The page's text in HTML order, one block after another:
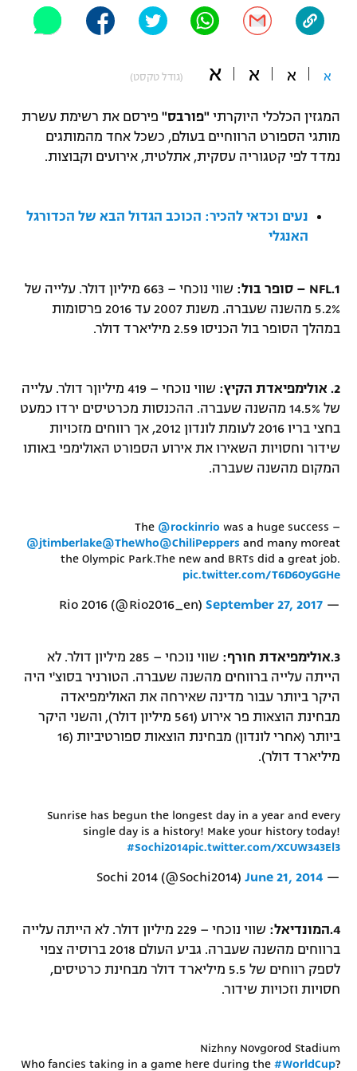
"מחצית בשכונה" – פודקאסט
משתתפים וזוכים בפרסים
תקנון משתתפים וזוכים בפרסים
תקנון עבור פעילות אלקטרה
טניס
תנאי שימוש
מדיניות פרטיות
תקנון פעילות ספורט 1
הצטרפות לחבילת הערוצים
לוח דרושים – ג'ובנט
המגזין
אופניים
ספורט מוטורי
פוטבול אמריקאי NFL
ספורט אתגרי ואקסטרים
א א א א (גודל טקסט)
המגזין הכלכלי היוקרתי "פורבס" פירסם את רשימת עשרת
מותגי הספורט הרווחיים בעולם, כשכל אחד מהמותגים
נמדד לפי קטגוריה עסקית, אתלטית, אירועים וקבוצות.
נעים וכדאי להכיר: הכוכב הגדול הבא של הכדורגל
האנגלי
1. NFL – סופר בול:
שווי נוכחי – 663 מיליון דולר. עלייה של
5.2% מהשנה שעברה. משנת 2007 עד 2016 פרסומות
במהלך הסופר בול הכניסו 2.59 מיליארד דולר.
2. אולימפיאדת הקיץ:
שווי נוכחי – 419 מיליוןר דולר. עלייה
של 14.5% מהשנה שעברה. ההכנסות מכרטיסים ירדו כמעט
בחצי בריו 2016 לעומת לונדון 2012, אך רווחים מזכויות
שידור וחסויות השאירו את אירוע הספורט האולימפי באותו
המקום מהשנה שעברה.
The @rockinrio was a huge success –
@jtimberlake@TheWho@ChiliPeppers and many moreat
the Olympic Park.The new and BRTs did a great job.
pic.twitter.com/T6D6OyGGHe
— Rio 2016 (@Rio2016_en)
September 27, 2017
3. אולימפיאדת חורף:
שווי נוכחי – 285 מיליון דולר. לא
הייתה עלייה ברווחים מהשנה שעברה. הטורניר בסוצ'י היה
היקר ביותר עבור מדינה שאירחה את האולימפיאדה
מבחינת הוצאות פר אירוע (561 מיליון דולר), והשני היקר
ביותר (אחרי לונדון) מבחינת הוצאות ספורטיביות (16
מיליארד דולר).
Sunrise has begun the longest day in a year and every
single day is a history! Make your history today!
#Sochi2014pic.twitter.com/XCUW343El3
— Sochi 2014 (@Sochi2014)
June 21, 2014
4. המונדיאל:
שווי נוכחי – 229 מיליון דולר. לא הייתה עלייה
ברווחים מהשנה שעברה. גביע העולם 2018 ברוסיה צפוי
לספק רווחים של 5.5 מיליארד דולר מבחינת כרטיסים,
חסויות וזכויות שידור.
Nizhny Novgorod Stadium ️
Who fancies taking in a game here during the #WorldCup?